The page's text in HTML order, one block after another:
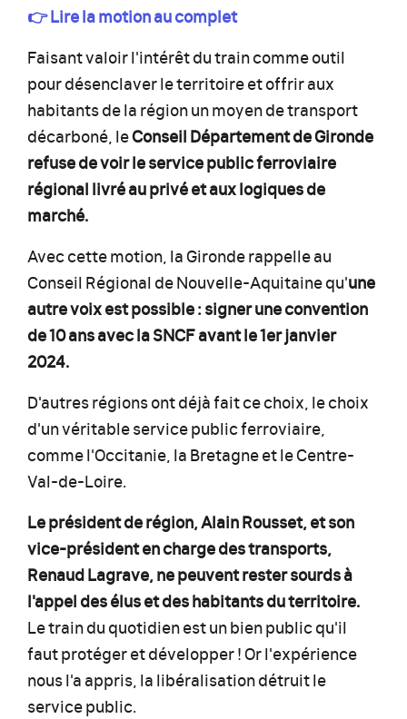
👉 Lire la motion au complet
Faisant valoir l'intérêt du train comme outil
pour désenclaver le territoire et offrir aux
habitants de la région un moyen de transport
décarboné, leConseil Département de Gironde
refuse de voir le service public ferroviaire
régional livré au privé et aux logiques de
marché.
Avec cette motion, la Gironde rappelle au
Conseil Régional de Nouvelle-Aquitaine qu'une
autre voix est possible : signer une convention
de 10 ans avec la SNCF avant le 1er janvier
2024.
D'autres régions ont déjà fait ce choix, le choix
d'un véritable service public ferroviaire,
comme l'Occitanie, la Bretagne et le Centre-
Val-de-Loire.
Le président de région, Alain Rousset, et son
vice-président en charge des transports,
Renaud Lagrave, ne peuvent rester sourds à
l'appel des élus et des habitants du territoire.
Le train du quotidien est un bien public qu'il
faut protéger et développer ! Or l'expérience
nous l'a appris, la libéralisation détruit le
service public.